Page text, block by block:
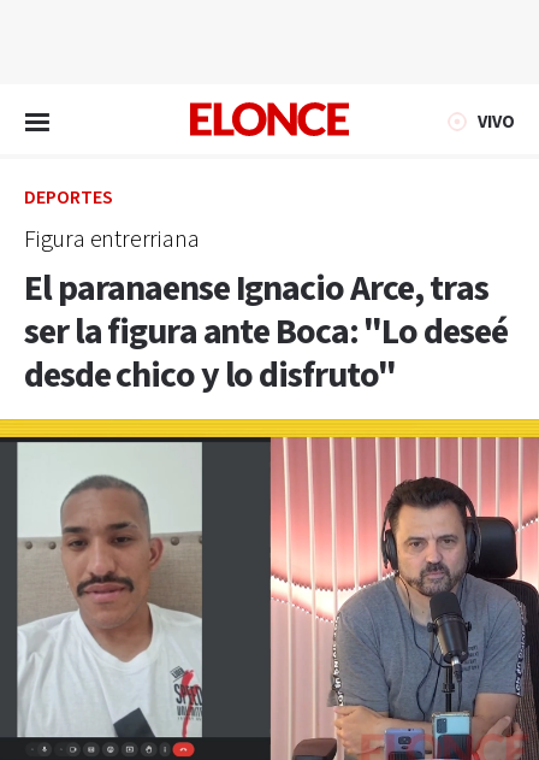
VIVO
DEPORTES
Figura entrerriana
El paranaense Ignacio Arce, tras
ser la figura ante Boca: "Lo deseé
desde chico y lo disfruto"